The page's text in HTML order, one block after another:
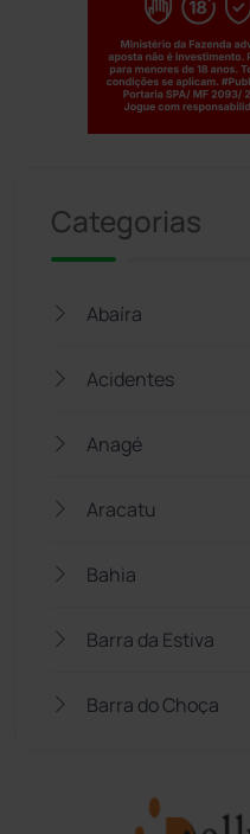
Categorias
Abaíra
Acidentes
Anagé
Aracatu
Bahia
Barra da Estiva
Barra do Choça